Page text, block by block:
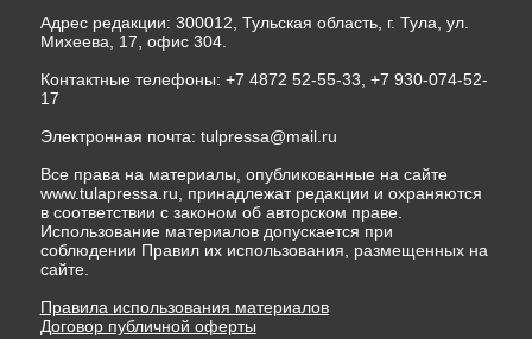
Адрес редакции: 300012, Тульская область, г. Тула, ул.
Михеева, 17, офис 304.
Контактные телефоны: +7 4872 52-55-33, +7 930-074-52-
17
Электронная почта: tulpressa@mail.ru
Все права на материалы, опубликованные на сайте
www.tulapressa.ru, принадлежат редакции и охраняются
в соответствии с законом об авторском праве.
Использование материалов допускается при
соблюдении Правил их использования, размещенных на
сайте.
Правила использования материалов
Договор публичной оферты